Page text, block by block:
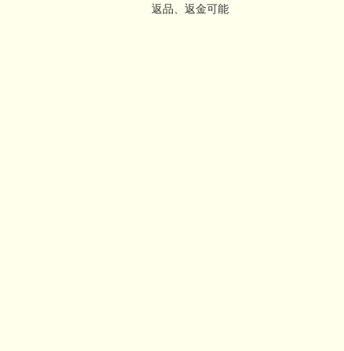
返品、返金可能